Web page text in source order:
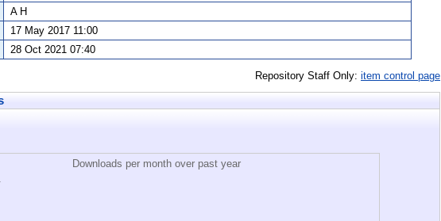
A H
17 May 2017 11:00
28 Oct 2021 07:40
Repository Staff Only: item control page
Downloads per month over past year